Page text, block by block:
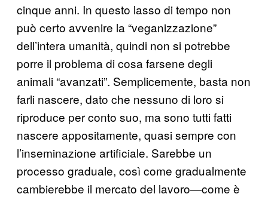
cinque anni. In questo lasso di tempo non
può certo avvenire la “veganizzazione”
dell’intera umanità, quindi non si potrebbe
porre il problema di cosa farsene degli
animali “avanzati”. Semplicemente, basta non
farli nascere, dato che nessuno di loro si
riproduce per conto suo, ma sono tutti fatti
nascere appositamente, quasi sempre con
l’inseminazione artificiale. Sarebbe un
processo graduale, così come gradualmente
cambierebbe il mercato del lavoro—come è